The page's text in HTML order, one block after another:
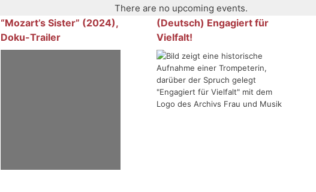
There are no upcoming events.
“Mozart’s Sister” (2024),
Doku-Trailer
(Deutsch) Engagiert für
Vielfalt!